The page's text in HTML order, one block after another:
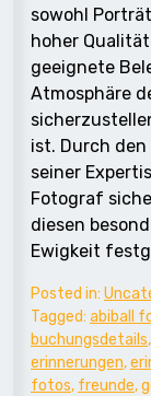
sowohl
hoher
geeignete
Atmosphäre
ist. Durch
seiner
Fotograf
diesen
Ewigkeit
Posted in:
Tagged: abiball
buchungsdetails,
erinnerungen,
fotos, freunde,